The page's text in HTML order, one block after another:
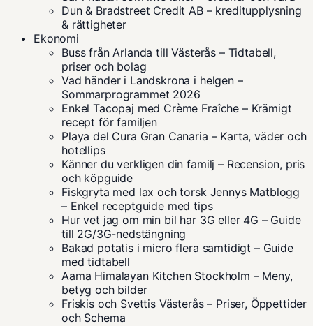
Dun & Bradstreet Credit AB – kreditupplysning
& rättigheter
Ekonomi
Buss från Arlanda till Västerås – Tidtabell,
priser och bolag
Vad händer i Landskrona i helgen –
Sommarprogrammet 2026
Enkel Tacopaj med Crème Fraîche – Krämigt
recept för familjen
Playa del Cura Gran Canaria – Karta, väder och
hotellips
Känner du verkligen din familj – Recension, pris
och köpguide
Fiskgryta med lax och torsk Jennys Matblogg
– Enkel receptguide med tips
Hur vet jag om min bil har 3G eller 4G – Guide
till 2G/3G-nedstängning
Bakad potatis i micro flera samtidigt – Guide
med tidtabell
Aama Himalayan Kitchen Stockholm – Meny,
betyg och bilder
Friskis och Svettis Västerås – Priser, Öppettider
och Schema